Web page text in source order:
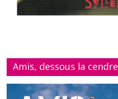
Amis, dessous la cendre